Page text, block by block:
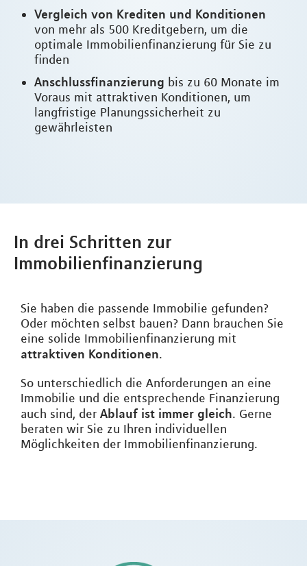
Vergleich von Krediten und Konditionen
von mehr als 500 Kreditgebern, um die
optimale Immobilienfinanzierung für Sie zu
finden
Anschlussfinanzierung bis zu 60 Monate im
Voraus mit attraktiven Konditionen, um
langfristige Planungssicherheit zu
gewährleisten
In drei Schritten zur
Immobilienfinanzierung
Sie haben die passende Immobilie gefunden?
Oder möchten selbst bauen? Dann brauchen Sie
eine solide Immobilienfinanzierung mit
attraktiven Konditionen.
So unterschiedlich die Anforderungen an eine
Immobilie und die entsprechende Finanzierung
auch sind, der Ablauf ist immer gleich. Gerne
beraten wir Sie zu Ihren individuellen
Möglichkeiten der Immobilienfinanzierung.